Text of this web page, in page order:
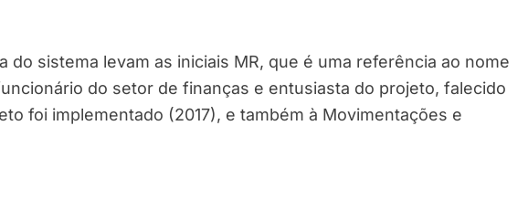
do sistema levam as iniciais MR, que é uma referência ao nome
do setor de finanças e entusiasta do projeto, falecido
foi implementado (2017), e também à Movimentações e